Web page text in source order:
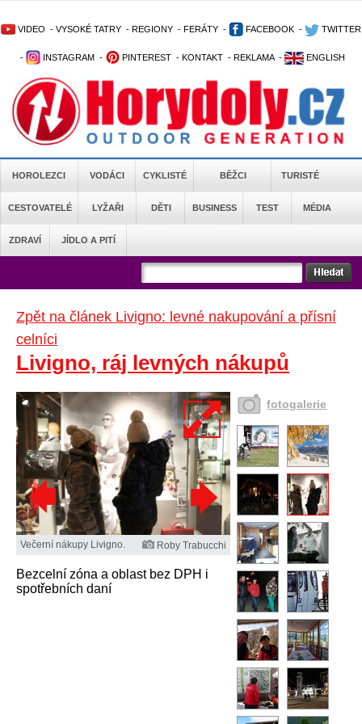
VIDEO - VYSOKÉ TATRY - REGIONY - FERÁTY - FACEBOOK - TWITTER
- INSTAGRAM - PINTEREST - KONTAKT - REKLAMA - ENGLISH
HOROLEZCI VODÁCI CYKLISTÉ BĚŽCI TURISTÉ
CESTOVATELÉ LYŽAŘI DĚTI BUSINESS TEST MÉDIA
ZDRAVÍ JÍDLO A PITÍ
Zpět na článek Livigno: levné nakupování a přísní
celníci
Livigno, ráj levných nákupů
Večerní nákupy Livigno. Roby Trabucchi
Bezcelní zóna a oblast bez DPH i
spotřebních daní
fotogalerie